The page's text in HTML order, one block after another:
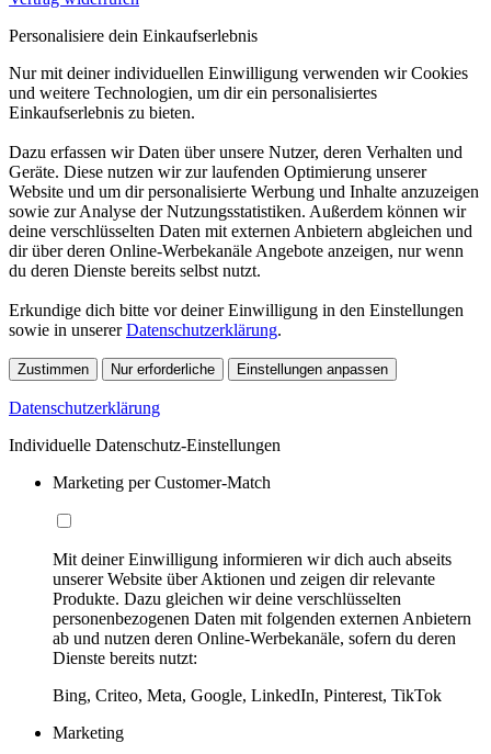
Personalisiere dein Einkaufserlebnis
Nur mit deiner individuellen Einwilligung verwenden wir Cookies
und weitere Technologien, um dir ein personalisiertes
Einkaufserlebnis zu bieten.
Dazu erfassen wir Daten über unsere Nutzer, deren Verhalten und
Geräte. Diese nutzen wir zur laufenden Optimierung unserer
Website und um dir personalisierte Werbung und Inhalte anzuzeigen
sowie zur Analyse der Nutzungsstatistiken. Außerdem können wir
deine verschlüsselten Daten mit externen Anbietern abgleichen und
dir über deren Online-Werbekanäle Angebote anzeigen, nur wenn
du deren Dienste bereits selbst nutzt.
Erkundige dich bitte vor deiner Einwilligung in den Einstellungen
sowie in unsererDatenschutzerklärung.
Zustimmen Nur erforderliche Einstellungen anpassen
Datenschutzerklärung
Individuelle Datenschutz-Einstellungen
Marketing per Customer-Match
Mit deiner Einwilligung informieren wir dich auch abseits
unserer Website über Aktionen und zeigen dir relevante
Produkte. Dazu gleichen wir deine verschlüsselten
personenbezogenen Daten mit folgenden externen Anbietern
ab und nutzen deren Online-Werbekanäle, sofern du deren
Dienste bereits nutzt:
Bing, Criteo, Meta, Google, LinkedIn, Pinterest, TikTok
Marketing